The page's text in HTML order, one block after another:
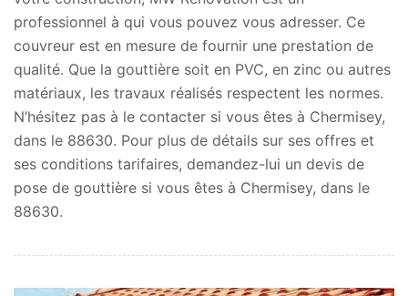
professionnel à qui vous pouvez vous adresser. Ce
couvreur est en mesure de fournir une prestation de
qualité. Que la gouttière soit en PVC, en zinc ou autres
matériaux, les travaux réalisés respectent les normes.
N’hésitez pas à le contacter si vous êtes à Chermisey,
dans le 88630. Pour plus de détails sur ses offres et
ses conditions tarifaires, demandez-lui un devis de
pose de gouttière si vous êtes à Chermisey, dans le
88630.